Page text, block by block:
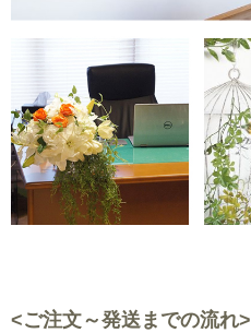
<ご注文～発送までの流れ>